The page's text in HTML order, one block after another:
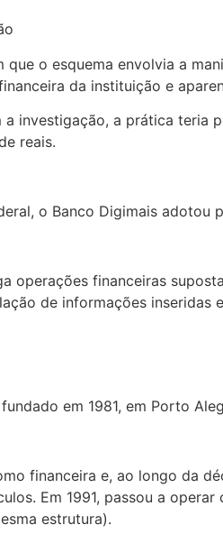
que o esquema envolvia a
da instituição e
investigação, a prática teria
reais.
o Banco Digimais
operações financeiras
de informações
em 1981, em Porto
financeira e, ao longo da
Em 1991, passou a
estrutura).